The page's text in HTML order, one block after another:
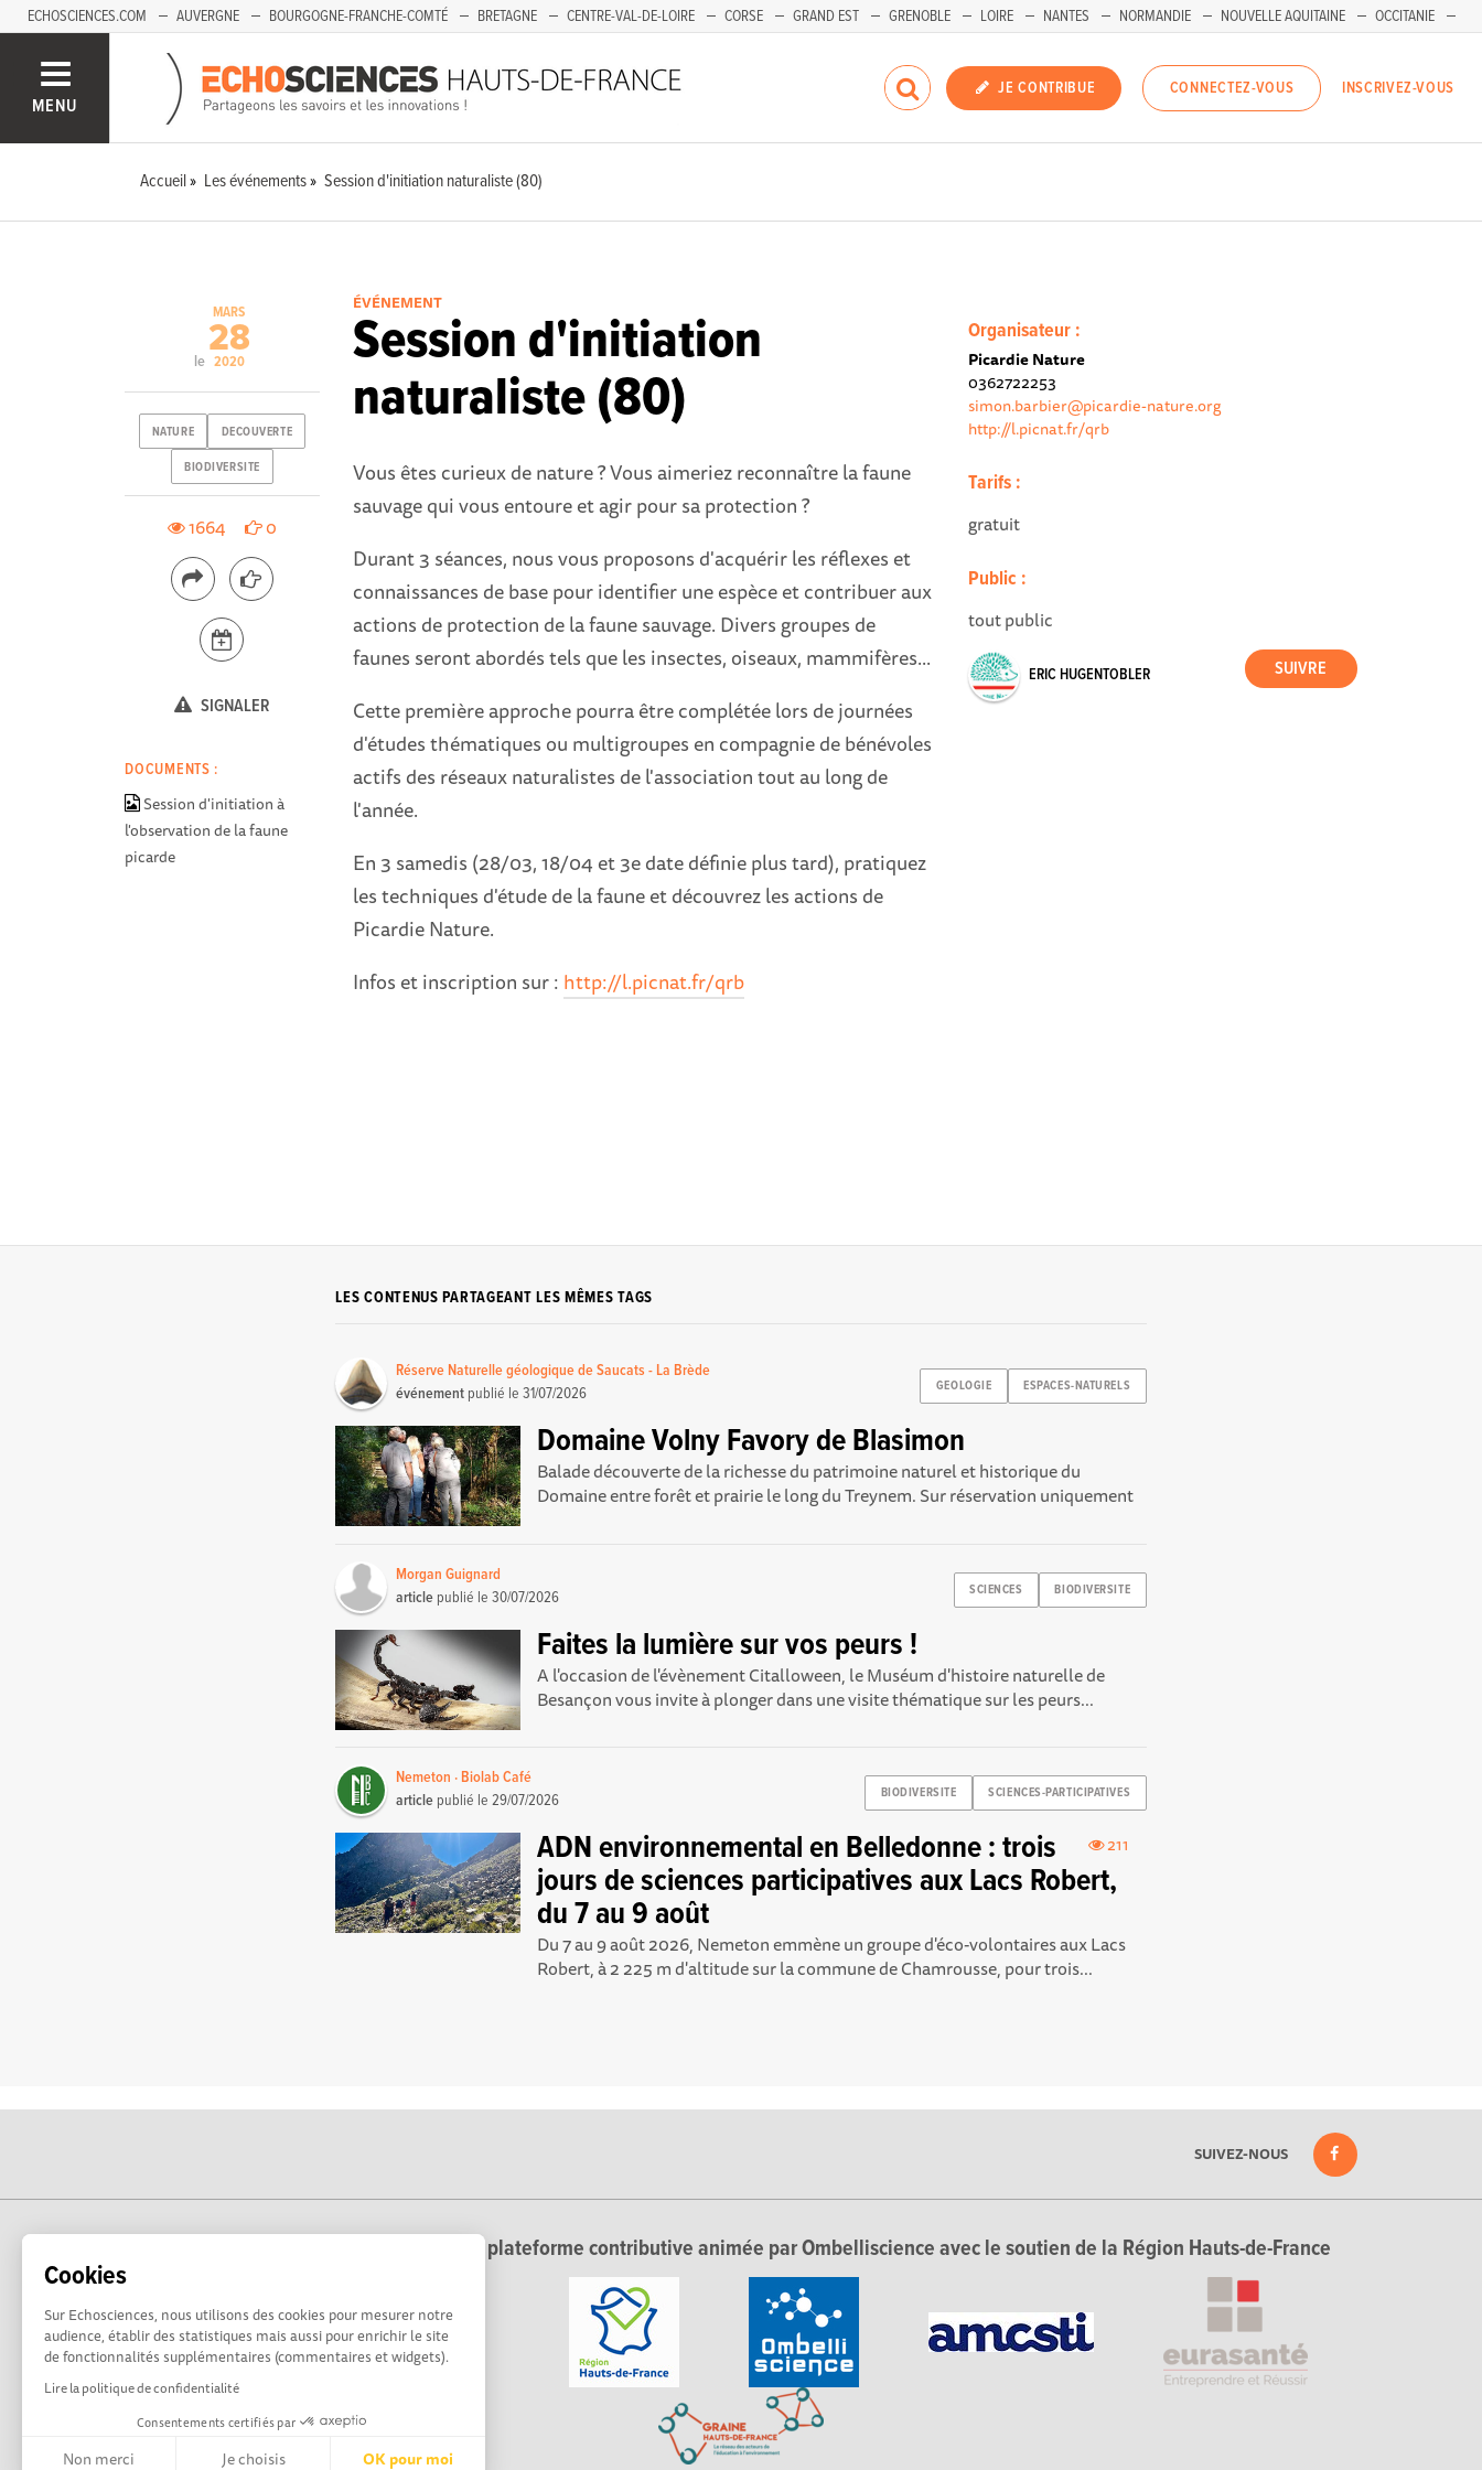
Cookies
Sur Echosciences, nous utilisons des cookies pour mesurer notre
audience, établir des statistiques mais aussi pour enrichir le site
de fonctionnalités supplémentaires (commentaires et widgets).
Lire la politique de confidentialité
Consentements certifiés par
Non merci Je choisis OK pour moi
ECHOSCIENCES.COM AUVERGNE BOURGOGNE-FRANCHE-COMTÉ BRETAGNE CENTRE-VAL-DE-LOIRE CORSE GRAND EST GRENOBLE LOIRE NANTES NORMANDIE NOUVELLE AQUITAINE
OCCITANIE
SAVOIE MONT-BLANC
MENU
JE CONTRIBUE CONNECTEZ-VOUS INSCRIVEZ-VOUS
Accueil Les événements Session d'initiation naturaliste (80)
ÉVÉNEMENT
Session d'initiation
naturaliste (80)
Vous êtes curieux de nature ? Vous aimeriez reconnaître la faune
sauvage qui vous entoure et agir pour sa protection ?
Durant 3 séances, nous vous proposons d'acquérir les réflexes et
connaissances de base pour identifier une espèce et contribuer aux
actions de protection de la faune sauvage. Divers groupes de
faunes seront abordés tels que les insectes, oiseaux, mammifères...
Cette première approche pourra être complétée lors de journées
d'études thématiques ou multigroupes en compagnie de bénévoles
actifs des réseaux naturalistes de l'association tout au long de
l'année.
En 3 samedis (28/03, 18/04 et 3e date définie plus tard), pratiquez
les techniques d'étude de la faune et découvrez les actions de
Picardie Nature.
Infos et inscription sur : http://l.picnat.fr/qrb
Organisateur :
Picardie Nature
0362722253
simon.barbier@picardie-nature.org
http://l.picnat.fr/qrb​
Tarifs :
gratuit
Public :
tout public
ERIC HUGENTOBLER
le
MARS
28
2020
NATURE DECOUVERTE
BIODIVERSITE
1664 0
SIGNALER
DOCUMENTS :
Session d'initiation à
l'observation de la faune
picarde
LES CONTENUS PARTAGEANT LES MÊMES TAGS
GEOLOGIE ESPACES-NATURELS
Réserve Naturelle géologique de Saucats - La Brède
événement publié le31/07/2026
Domaine Volny Favory de Blasimon
Balade découverte de la richesse du patrimoine naturel et historique du
Domaine entre forêt et prairie le long du Treynem. Sur réservation uniquement
SCIENCES BIODIVERSITE
Morgan Guignard
article publié le30/07/2026
Faites la lumière sur vos peurs !
A l'occasion de l'évènement Citalloween, le Muséum d'histoire naturelle de
Besançon vous invite à plonger dans une visite thématique sur les peurs...
BIODIVERSITE SCIENCES-PARTICIPATIVES
Nemeton · Biolab Café
article publié le29/07/2026
211
ADN environnemental en Belledonne : trois
jours de sciences participatives aux Lacs Robert,
du 7 au 9 août
Du 7 au 9 août 2026, Nemeton emmène un groupe d'éco-volontaires aux Lacs
Robert, à 2 225 m d'altitude sur la commune de Chamrousse, pour trois...
SUIVEZ-NOUS
Echosciences Hauts-de-France est une plateforme contributive animée par Ombelliscience avec le soutien de la Région Hauts-de-France